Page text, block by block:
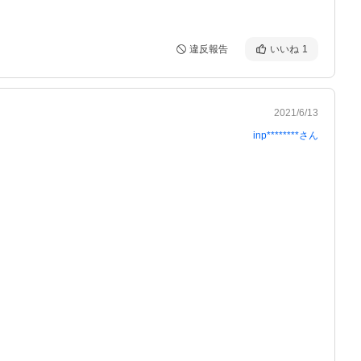
違反報告 いいね 1
2021/6/13
inp********さん